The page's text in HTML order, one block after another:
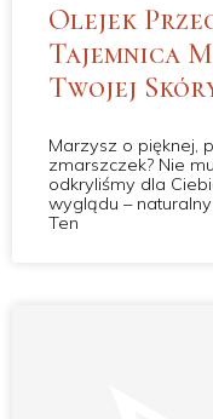
Olejek
Tajemnica
Twojej
Marzysz o pięknej,
zmarszczek? Nie
odkryliśmy dla
wyglądu –
Ten